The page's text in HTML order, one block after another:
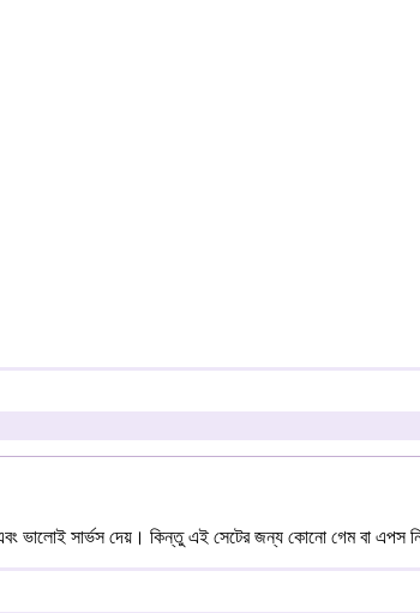
ভালোই সার্ভস দেয়। কিন্তু এই সেটের জন্য কোনো গেম বা এপস